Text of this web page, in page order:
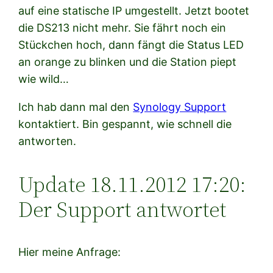
auf eine statische IP umgestellt. Jetzt bootet
die DS213 nicht mehr. Sie fährt noch ein
Stückchen hoch, dann fängt die Status LED
an orange zu blinken und die Station piept
wie wild…
Ich hab dann mal den Synology Support
kontaktiert. Bin gespannt, wie schnell die
antworten.
Update 18.11.2012 17:20:
Der Support antwortet
Hier meine Anfrage: